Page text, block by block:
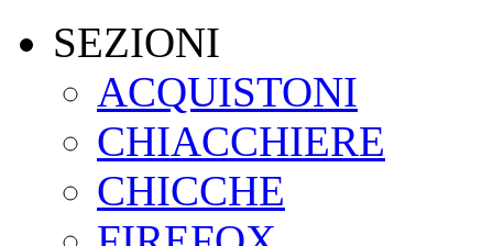
SEZIONI
ACQUISTONI
CHIACCHIERE
CHICCHE